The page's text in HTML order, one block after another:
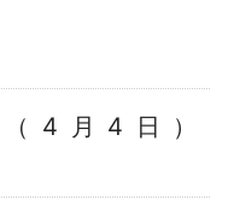
4月4日）